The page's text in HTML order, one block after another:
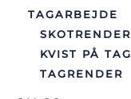
TAGARBEJDE
SKOTRENDER
KVIST PÅ TAG
TAGRENDER